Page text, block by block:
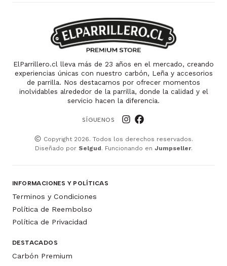
ElParrillero.cl lleva más de 23 años en el mercado, creando
experiencias únicas con nuestro carbón, Leña y accesorios
de parrilla. Nos destacamos por ofrecer momentos
inolvidables alrededor de la parrilla, donde la calidad y el
servicio hacen la diferencia.
SÍGUENOS
Copyright 2026. Todos los derechos reservados.
Diseñado por Selgud. Funcionando en Jumpseller.
INFORMACIONES Y POLÍTICAS
Terminos y Condiciones
Política de Reembolso
Política de Privacidad
DESTACADOS
Carbón Premium